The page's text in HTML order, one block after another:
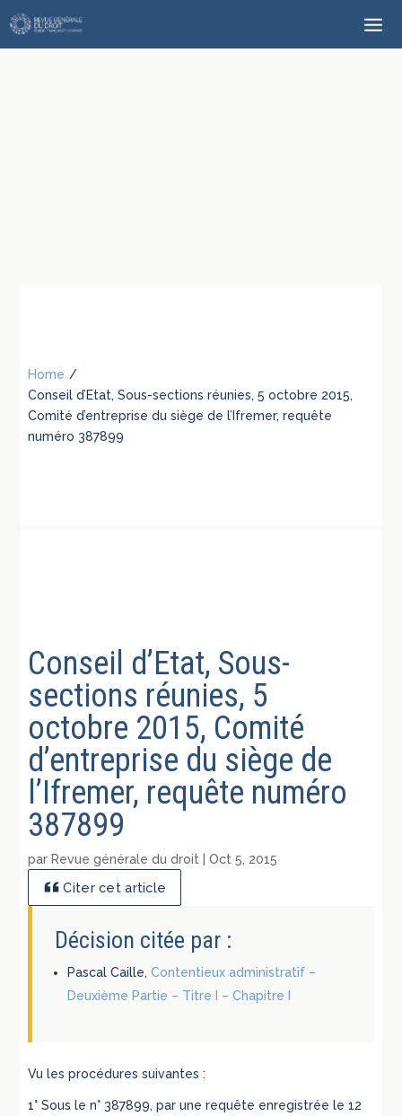
Home /
Conseil d’Etat, Sous-sections réunies, 5 octobre 2015,
Comité d’entreprise du siège de l’Ifremer, requête
numéro 387899
Conseil d’Etat, Sous-
sections réunies, 5
octobre 2015, Comité
d’entreprise du siège de
l’Ifremer, requête numéro
387899
parRevue générale du droit |Oct 5, 2015
Citer cet article
Décision citée par :
Pascal Caille,Contentieux administratif –
Deuxième Partie – Titre I – Chapitre I
Vu les procédures suivantes :
1° Sous le n° 387899, par une requête enregistrée le 12